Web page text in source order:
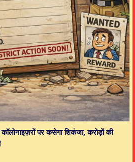
पर कसेगा शिकंजा, करोड़ों की